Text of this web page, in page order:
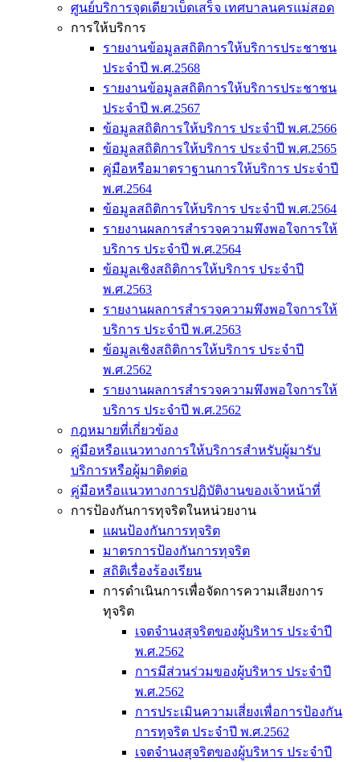
ศูนย์บริการจุดเดียวเบ็ดเสร็จ เทศบาลนครแม่สอด
การให้บริการ
รายงานข้อมูลสถิติการให้บริการประชาชน
ประจำปี พ.ศ.2568
รายงานข้อมูลสถิติการให้บริการประชาชน
ประจำปี พ.ศ.2567
ข้อมูลสถิติการให้บริการ ประจำปี พ.ศ.2566
ข้อมูลสถิติการให้บริการ ประจำปี พ.ศ.2565
คู่มือหรือมาตราฐานการให้บริการ ประจำปี
พ.ศ.2564
ข้อมูลสถิติการให้บริการ ประจำปี พ.ศ.2564
รายงานผลการสำรวจความพึงพอใจการให้
บริการ ประจำปี พ.ศ.2564
ข้อมูลเชิงสถิติการให้บริการ ประจำปี
พ.ศ.2563
รายงานผลการสำรวจความพึงพอใจการให้
บริการ ประจำปี พ.ศ.2563
ข้อมูลเชิงสถิติการให้บริการ ประจำปี
พ.ศ.2562
รายงานผลการสำรวจความพึงพอใจการให้
บริการ ประจำปี พ.ศ.2562
กฎหมายที่เกี่ยวข้อง
คู่มือหรือแนวทางการให้บริการสำหรับผู้มารับ
บริการหรือผู้มาติดต่อ
คู่มือหรือแนวทางการปฏิบัติงานของเจ้าหน้าที่
การป้องกันการทุจริตในหน่วยงาน
แผนป้องกันการทุจริต
มาตรการป้องกันการทุจริต
สถิติเรื่องร้องเรียน
การดำเนินการเพื่อจัดการความเสียงการ
ทุจริต
เจตจำนงสุจริตของผู้บริหาร ประจำปี
พ.ศ.2562
การมีส่วนร่วมของผู้บริหาร ประจำปี
พ.ศ.2562
การประเมินความเสี่ยงเพื่อการป้องกัน
การทุจริต ประจำปี พ.ศ.2562
เจตจำนงสุจริตของผู้บริหาร ประจำปี